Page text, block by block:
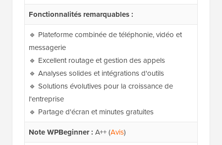
Fonctionnalités remarquables :
🔹 Plateforme combinée de téléphonie, vidéo et
messagerie
🔹 Excellent routage et gestion des appels
🔹 Analyses solides et intégrations d'outils
🔹 Solutions évolutives pour la croissance de
l'entreprise
🔹 Partage d'écran et minutes gratuites
Note WPBeginner : A++ (Avis)